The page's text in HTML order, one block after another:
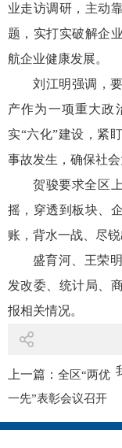
业走访调研，主动
题，实打实破解企
航企业健康发展。
刘江明强调，
产作为一项重大政
实“六化”建设，紧
事故发生，确保社会
贺骏要求全区
摇，穿透到板块、
账，背水一战、尽
盛育河、王荣
发改委、统计局、
报相关情况。
上一篇： 全区“两优
一先”表彰会议召开
下一篇：十三届区